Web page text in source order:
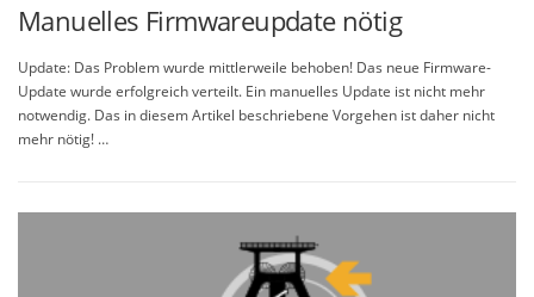
Manuelles Firmwareupdate nötig
Update: Das Problem wurde mittlerweile behoben! Das neue Firmware-
Update wurde erfolgreich verteilt. Ein manuelles Update ist nicht mehr
notwendig. Das in diesem Artikel beschriebene Vorgehen ist daher nicht
mehr nötig! …